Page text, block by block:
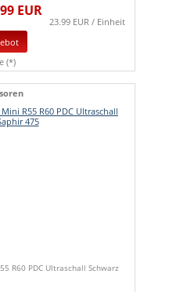
EUR
23.99 EUR / Einheit
(*)
R60 PDC Ultraschall Schwarz